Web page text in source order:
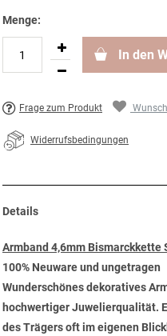
Menge:
In den
Frage zum Produkt
Widerrufsbedingungen
Details
Armband 4,6mm Bismarckkette
100% Neuware und ungetragen
Wunderschönes dekoratives
hochwertiger Juwelierqualität.
des Trägers oft im eigenen